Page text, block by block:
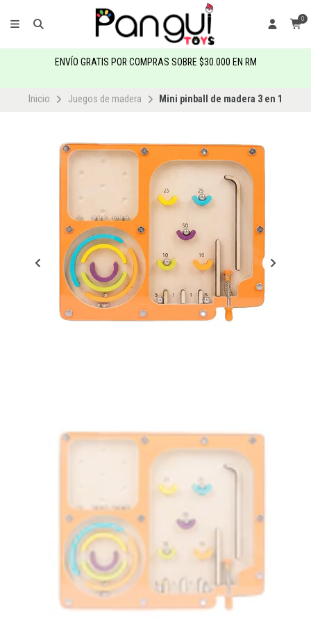
0
ENVÍO GRATIS POR COMPRAS SOBRE $30.000 EN RM
Inicio Juegos de madera Mini pinball de madera 3 en 1